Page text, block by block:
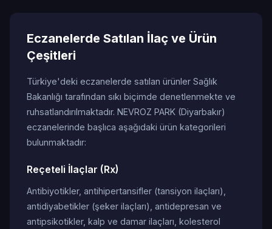
Eczanelerde Satılan İlaç ve Ürün
Çeşitleri
Türkiye'deki eczanelerde satılan ürünler Sağlık
Bakanlığı tarafından sıkı biçimde denetlenmekte ve
ruhsatlandırılmaktadır. NEVROZ PARK (Diyarbakır)
eczanelerinde başlıca aşağıdaki ürün kategorileri
bulunmaktadır:
Reçeteli İlaçlar (Rx)
Antibiyotikler, antihipertansifler (tansiyon ilaçları),
antidiyabetikler (şeker ilaçları), antidepresan ve
antipsikotikler, kalp ve damar ilaçları, kolesterol